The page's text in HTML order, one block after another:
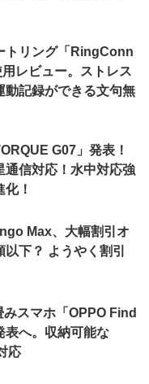
トリング「RingConn
レビュー。ストレス
動記録ができる文句無
G07」発表！
通信対応！水中対応強
！
Max、大幅割引オ
下？ ようやく割引
スマホ「OPPO Find
表へ。収納可能な
応